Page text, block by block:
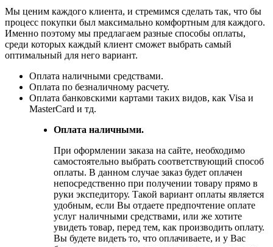
Мы ценим каждого клиента, и стремимся сделать так, что бы
процесс покупки был максимально комфортным для каждого.
Именно поэтому мы предлагаем разные способы оплаты,
среди которых каждый клиент сможет выбрать самый
оптимальный для него вариант.
Оплата наличными средствами.
Оплата по безналичному расчету.
Оплата банковскими картами таких видов, как Visa и
MasterCard и тд.
Оплата наличными.
При оформлении заказа на сайте, необходимо
самостоятельно выбрать соответствующий способ
оплаты. В данном случае заказ будет оплачен
непосредственно при получении товару прямо в
руки экспедитору. Такой вариант оплаты является
удобным, если Вы отдаете предпочтение оплате
услуг наличными средствами, или же хотите
увидеть товар, перед тем, как производить оплату.
Вы будете видеть то, что оплачиваете, и у Вас